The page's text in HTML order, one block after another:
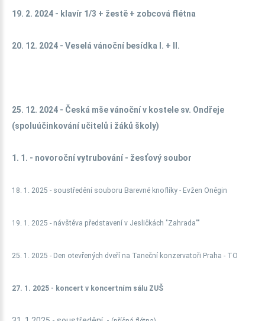
19. 2. 2024 - klavír 1/3 + žestě + zobcová flétna
20. 12. 2024 - Veselá vánoční besídka I. + II.
25. 12. 2024 - Česká mše vánoční v kostele sv. Ondřeje
(spoluúčinkování učitelů i žáků školy)
1. 1. - novoroční vytrubování - žesťový soubor
18. 1. 2025 - soustředění souboru Barevné knoflíky - Evžen Oněgin
19. 1. 2025 - návštěva představení v Jesličkách "Zahrada""
25. 1. 2025 - Den otevřených dveří na Taneční konzervatoři Praha - TO
27. 1. 2025 - koncert v koncertním sálu ZUŠ